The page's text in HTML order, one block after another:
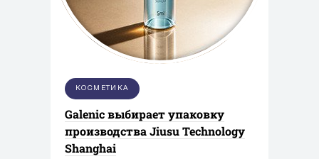
КОСМЕТИКА
Galenic выбирает упаковку
производства Jiusu Technology
Shanghai